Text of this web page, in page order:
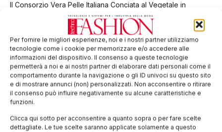
Per fornire le migliori esperienze, noi e i nostri partner utilizziamo
tecnologie come i cookie per memorizzare e/o accedere alle
informazioni del dispositivo. Il consenso a queste tecnologie
permetterà a noi e ai nostri partner di elaborare dati personali come il
comportamento durante la navigazione o gli ID univoci su questo sito
e di mostrare annunci (non) personalizzati. Non acconsentire o ritirare
il consenso può influire negativamente su alcune caratteristiche e
funzioni.
Clicca qui sotto per acconsentire a quanto sopra o per fare scelte
dettagliate. Le tue scelte saranno applicate solamente a questo
Il Consorzio Vera Pelle Italiana Conciata al Vegetale in
collaborazione con Toscana Promozione e la Camera di
Commercio di Pisa, organizza la terza edizione del “Craft
The Leather”, un progetto di formazione rivolto a giovani
aspiranti designer delle